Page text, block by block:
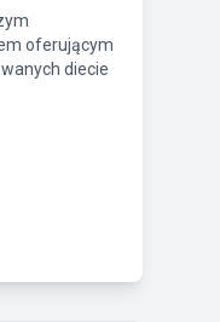
oferującym
diecie